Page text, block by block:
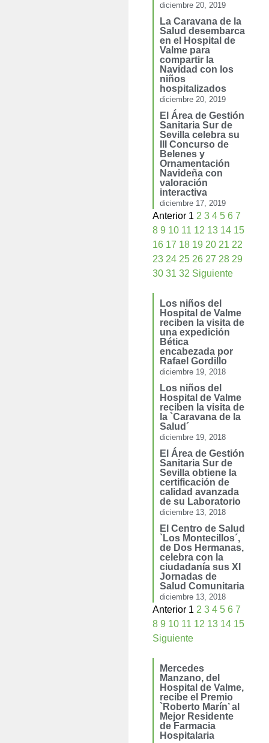
diciembre 20, 2019
La Caravana de la
Salud desembarca
en el Hospital de
Valme para
compartir la
Navidad con los
niños
hospitalizados
diciembre 20, 2019
El Área de Gestión
Sanitaria Sur de
Sevilla celebra su
III Concurso de
Belenes y
Ornamentación
Navideña con
valoración
interactiva
diciembre 17, 2019
Anterior 1 2 3 4 5 6 7
8 9 10 11 12 13 14 15
16 17 18 19 20 21 22
23 24 25 26 27 28 29
30 31 32 Siguiente
Los niños del
Hospital de Valme
reciben la visita de
una expedición
Bética
encabezada por
Rafael Gordillo
diciembre 19, 2018
Los niños del
Hospital de Valme
reciben la visita de
la `Caravana de la
Salud´
diciembre 19, 2018
El Área de Gestión
Sanitaria Sur de
Sevilla obtiene la
certificación de
calidad avanzada
de su Laboratorio
diciembre 13, 2018
El Centro de Salud
`Los Montecillos´,
de Dos Hermanas,
celebra con la
ciudadanía sus XI
Jornadas de
Salud Comunitaria
diciembre 13, 2018
Anterior 1 2 3 4 5 6 7
8 9 10 11 12 13 14 15
Siguiente
Mercedes
Manzano, del
Hospital de Valme,
recibe el Premio
`Roberto Marín’ al
Mejor Residente
de Farmacia
Hospitalaria